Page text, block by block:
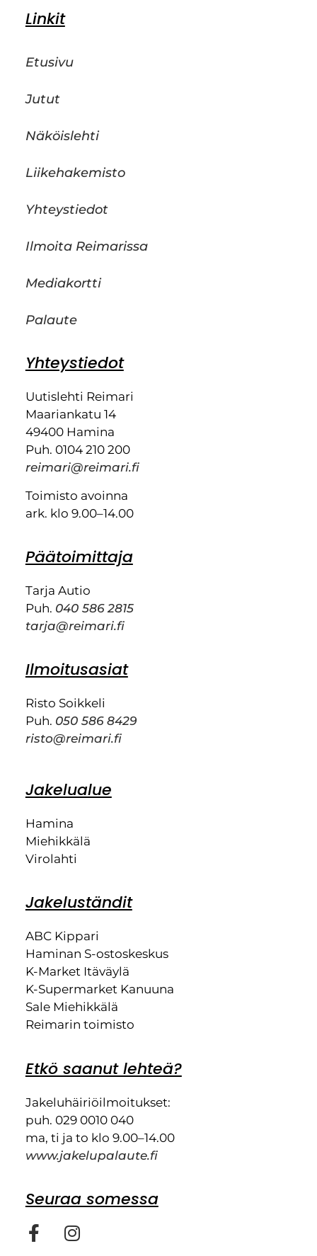
Linkit
Etusivu
Jutut
Näköislehti
Liikehakemisto
Yhteystiedot
Ilmoita Reimarissa
Mediakortti
Palaute
Yhteystiedot
Uutislehti Reimari
Maariankatu 14
49400 Hamina
Puh. 0104 210 200
reimari@reimari.fi
Toimisto avoinna
ark. klo 9.00–14.00
Päätoimittaja
Tarja Autio
Puh. 040 586 2815
tarja@reimari.fi
Ilmoitusasiat
Risto Soikkeli
Puh. 050 586 8429
risto@reimari.fi
Jakelualue
Hamina
Miehikkälä
Virolahti
Jakeluständit
ABC Kippari
Haminan S-ostoskeskus
K-Market Itäväylä
K-Supermarket Kanuuna
Sale Miehikkälä
Reimarin toimisto
Etkö saanut lehteä?
Jakeluhäiriöilmoitukset:
puh. 029 0010 040
ma, ti ja to klo 9.00–14.00
www.jakelupalaute.fi
Seuraa somessa